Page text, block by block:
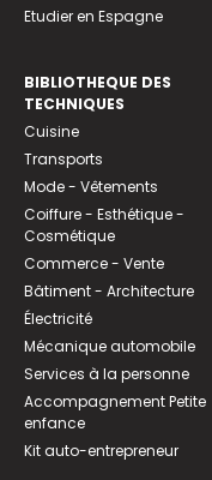
Etudier en Espagne
BIBLIOTHEQUE DES
TECHNIQUES
Cuisine
Transports
Mode - Vêtements
Coiffure - Esthétique -
Cosmétique
Commerce - Vente
Bâtiment - Architecture
Électricité
Mécanique automobile
Services à la personne
Accompagnement Petite
enfance
Kit auto-entrepreneur